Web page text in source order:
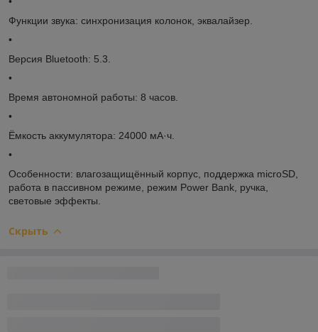
Функции звука: синхронизация колонок, эквалайзер.
•
Версия Bluetooth: 5.3.
•
Время автономной работы: 8 часов.
•
Ёмкость аккумулятора: 24000 мА·ч.
•
Особенности: влагозащищённый корпус, поддержка microSD,
работа в пассивном режиме, режим Power Bank, ручка,
световые эффекты.
Скрыть